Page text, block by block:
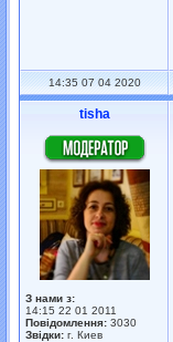
14:35 07 04 2020
tisha
З нами з:
14:15 22 01 2011
Повідомлення: 3030
Звідки: г. Киев